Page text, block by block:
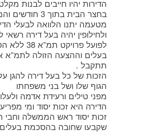
הדירות יהיו חייבים לבנות
בחצר הבית בתוך 3
מטעמה יתנו הלוואה לבעלי
ולחילופין יהיה בעל דירה רשאי
לפועל פרויקט
בעלים וההצעה הזולה לתמ”א
תתקבל .
הזכות של כל בעל דירה להגן
הגוף שלו ושל בני משפחתו
מפני טילים ורעידת אדמה
הדירה היא זכות יסוד ומי
זכות יסוד ראש הממשלה וחבי
שקבעו שחובה בהסכמת בעלים